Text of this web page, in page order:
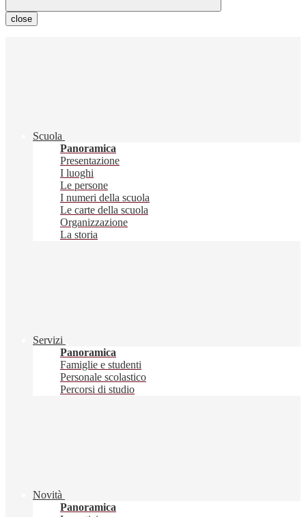
close
Scuola
Panoramica
Presentazione
I luoghi
Le persone
I numeri della scuola
Le carte della scuola
Organizzazione
La storia
Servizi
Panoramica
Famiglie e studenti
Personale scolastico
Percorsi di studio
Novità
Panoramica